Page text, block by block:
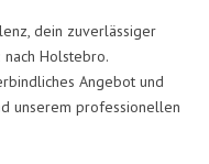
dein zuverlässiger
Holstebro.
Angebot und
unserem professionellen